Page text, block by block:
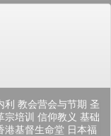
利 教会营会与节期 圣
宗培训 信仰教义 基础
港基督生命堂 日本福